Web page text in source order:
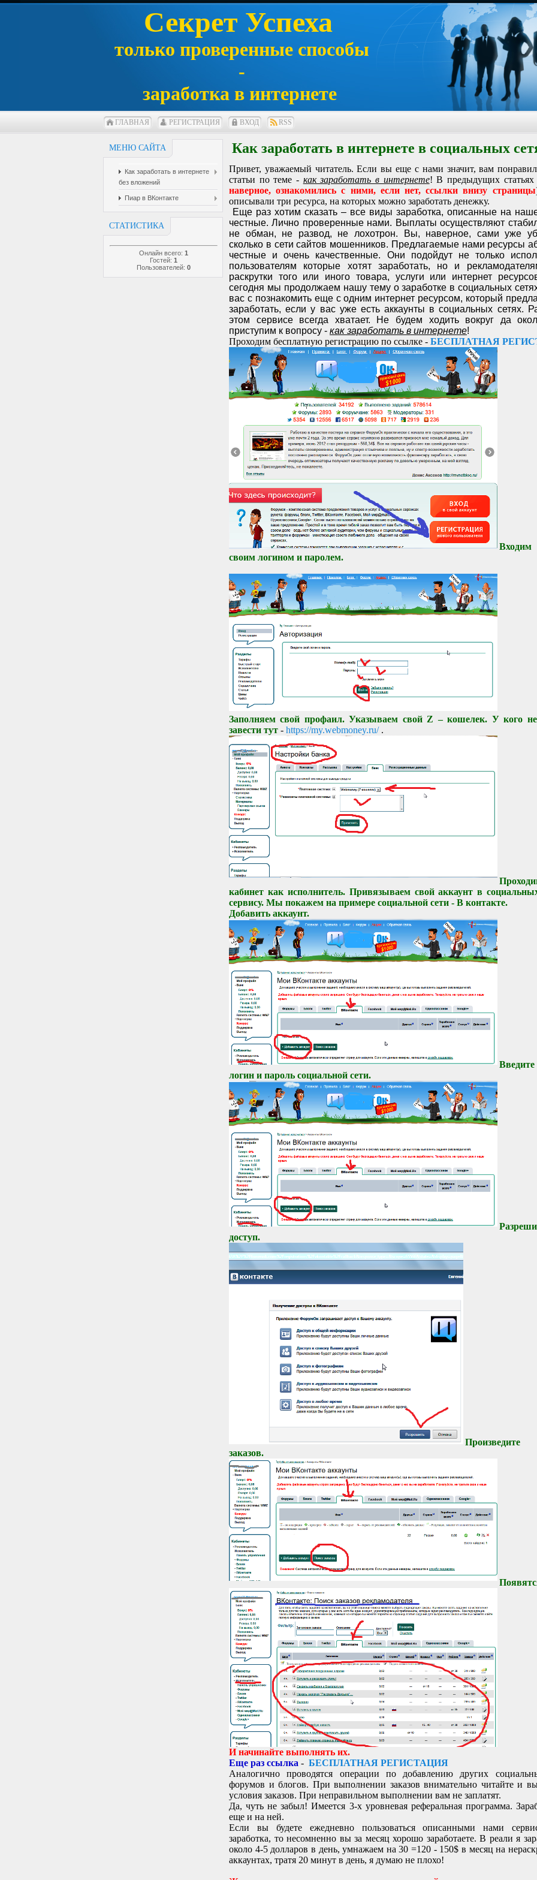
Секрет Успеха
только проверенные способы
-
заработка в интернете
ГЛАВНАЯ РЕГИСТРАЦИЯ ВХОД RSS
МЕНЮ САЙТА
Как заработать в интернете
без вложений
Пиар в ВКонтакте
СТАТИСТИКА
Онлайн всего: 1
Гостей: 1
Пользователей: 0
Как заработать в интернете в социальных
Привет, уважаемый читатель. Если вы еще с нами значит, вам
статьи по теме - как заработать в интернете! В предыдущих статьях
наверное, ознакомились с ними, если нет, ссылки внизу страницы
описывали три ресурса, на которых можно заработать денежку.
Еще раз хотим сказать – все виды заработка, описанные на
честные. Лично проверенные нами. Выплаты осуществляют
не обман, не развод, не лохотрон. Вы, наверное, сами уже
сколько в сети сайтов мошенников. Предлагаемые нами ресурсы
честные и очень качественные. Они подойдут не только
пользователям которые хотят заработать, но и
раскрутки того или иного товара, услуги или интернет
сегодня мы продолжаем нашу тему о заработке в социальных
вас с познакомить еще с одним интернет ресурсом, который
заработать, если у вас уже есть аккаунты в социальных сетях.
этом сервисе всегда хватает. Не будем ходить вокруг да
приступим к вопросу - как заработать в интернете!
Проходим бесплатную регистрацию по ссылке - БЕСПЛАТНАЯ
своим логином и паролем.
Заполняем свой профаил. Указываем свой Z – кошелек. У кого
завести тут - https://my.webmoney.ru/.
кабинет как исполнитель. Привязываем свой аккаунт в
сервису. Мы покажем на примере социальной сети - В контакте.
Добавить аккаунт.
логин и пароль социальной сети.
доступ.
заказов.
И начинайте выполнять их.
Еще раз ссылка - БЕСПЛАТНАЯ РЕГИСТАЦИЯ
Аналогично проводятся операции по добавлению других
форумов и блогов. При выполнении заказов внимательно читайте и
условия заказов. При неправильном выполнении вам не заплатят.
Да, чуть не забыл! Имеется 3-х уровневая реферальная программа.
еще и на ней.
Если вы будете ежедневно пользоваться описанными нами
заработка, то несомненно вы за месяц хорошо заработаете. В реали я
около 4-5 долларов в день, умнажаем на 30 =120 - 150$ в месяц на
аккаунтах, тратя 20 минут в день, я думаю не плохо!